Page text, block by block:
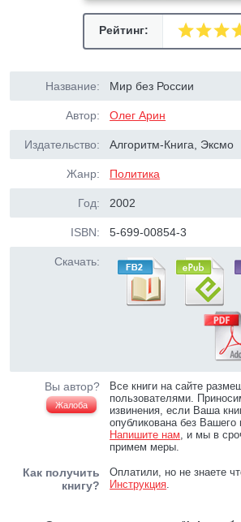
Рейтинг:
Название: Мир без России
Автор: Олег Арин
Издательство: Алгоритм-Книга, Эксмо
Жанр: Политика
Год: 2002
ISBN: 5-699-00854-3
Скачать:
Вы автор?
Жалоба
Все книги на сайте
пользователями.
извинения, если Ваша
опубликована без Вашего
Напишите нам, и мы в
примем меры.
Как получить
книгу?
Оплатили, но не знаете
Инструкция.